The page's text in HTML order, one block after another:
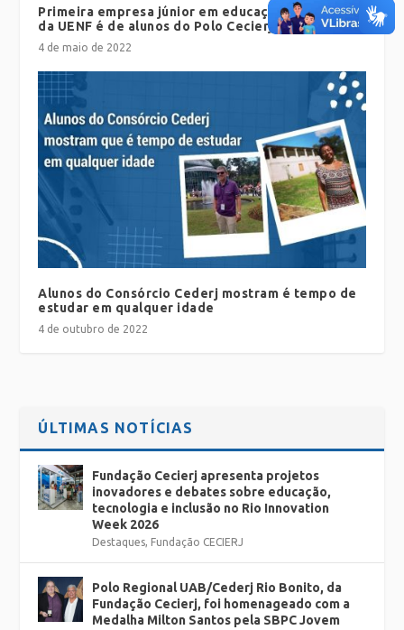
Primeira empresa júnior em educação ambiental
da UENF é de alunos do Polo Cecierj Macaé
4 de maio de 2022
Alunos do Consórcio Cederj mostram é tempo de
estudar em qualquer idade
4 de outubro de 2022
ÚLTIMAS NOTÍCIAS
Fundação Cecierj apresenta projetos
inovadores e debates sobre educação,
tecnologia e inclusão no Rio Innovation
Week 2026
Destaques, Fundação CECIERJ
Polo Regional UAB/Cederj Rio Bonito, da
Fundação Cecierj, foi homenageado com a
Medalha Milton Santos pela SBPC Jovem